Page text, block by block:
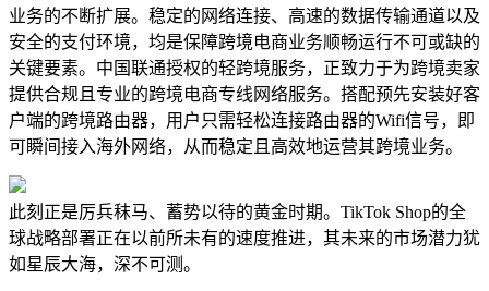
业务的不断扩展。稳定的网络连接、高速的数据传输通道以及
安全的支付环境，均是保障跨境电商业务顺畅运行不可或缺的
关键要素。中国联通授权的轻跨境服务，正致力于为跨境卖家
提供合规且专业的跨境电商专线网络服务。搭配预先安装好客
户端的跨境路由器，用户只需轻松连接路由器的Wifi信号，即
可瞬间接入海外网络，从而稳定且高效地运营其跨境业务。
此刻正是厉兵秣马、蓄势以待的黄金时期。TikTok Shop的全
球战略部署正在以前所未有的速度推进，其未来的市场潜力犹
如星辰大海，深不可测。